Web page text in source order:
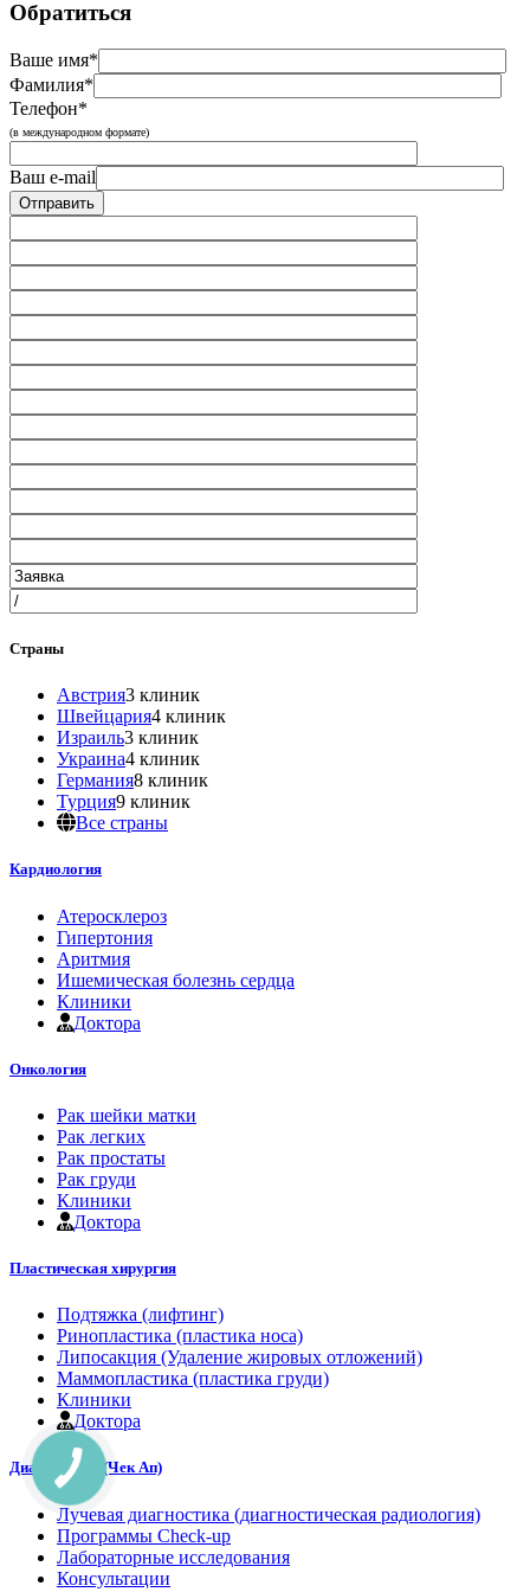
Обратиться
Ваше имя*
Фамилия*
Телефон*
(в международном формате)
Ваш e-mail
Страны
Австрия3 клиник
Швейцария4 клиник
Израиль3 клиник
Украина4 клиник
Германия8 клиник
Турция9 клиник
Все страны
Кардиология
Атеросклероз
Гипертония
Аритмия
Ишемическая болезнь сердца
Клиники
Доктора
Онкология
Рак шейки матки
Рак легких
Рак простаты
Рак груди
Клиники
Доктора
Пластическая хирургия
Подтяжка (лифтинг)
Ринопластика (пластика носа)
Липосакция (Удаление жировых отложений)
Маммопластика (пластика груди)
Клиники
Доктора
Диагностика (Чек Ап)
Лучевая диагностика (диагностическая радиология)
Программы Check-up
Лабораторные исследования
Консультации